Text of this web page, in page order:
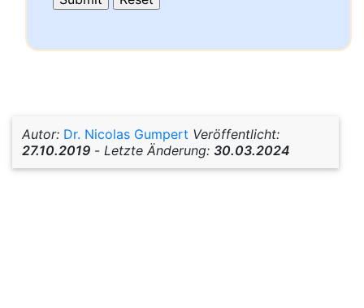
Autor: Dr. Nicolas Gumpert Veröffentlicht:
27.10.2019 - Letzte Änderung: 30.03.2024